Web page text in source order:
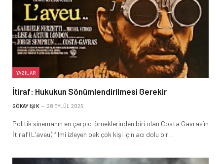
YAZILAR
İtiraf: Hukukun Sönümlendirilmesi Gerekir
GÖKAY IŞIK 28 EYLÜL 2025
Politik sinemanın en çarpıcı örneklerinden biri olan Costa Gavras’ın
İtiraf (L’aveu) filmi izleyen pek çok kişi için acı dolu bir…